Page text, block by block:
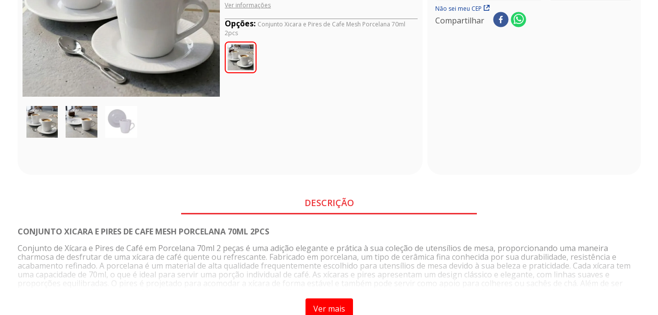
Ver informações
Opções: Conjunto Xicara e Pires de Cafe Mesh Porcelana 70ml
2pcs
Não sei meu CEP
Compartilhar
DESCRIÇÃO
CONJUNTO XICARA E PIRES DE CAFE MESH PORCELANA 70ML 2PCS
Conjunto de Xícara e Pires de Café em Porcelana 70ml 2 peças é uma adição elegante e prática à sua coleção de utensílios de mesa, proporcionando uma maneira
charmosa de desfrutar de uma xícara de café quente ou refrescante. Fabricado em porcelana, um tipo de cerâmica fina conhecida por sua durabilidade, resistência e
acabamento refinado. A porcelana é um material de alta qualidade frequentemente escolhido para utensílios de mesa devido à sua beleza e praticidade. Cada xícara tem
uma capacidade de 70ml, o que é ideal para servir uma porção individual de café. As xícaras e pires apresentam um design clássico e elegante, com linhas suaves e
proporções equilibradas. O pires é projetado para acomodar a xícara de forma estável e também pode servir como apoio para colheres ou sachês de chá. Além de ser
pessoais. A Porcelana é resistente a manchas e fácil de limpar. Pode ser seguro para uso em micro-ondas e lava-louças, mas é sempre importante verificar as instruções
Ver mais